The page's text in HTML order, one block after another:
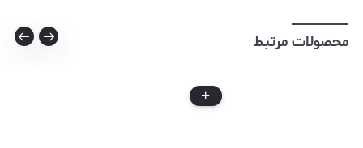
محصولات مرتبط